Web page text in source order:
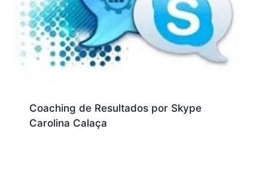
Coaching de Resultados por Skype
Carolina Calaça